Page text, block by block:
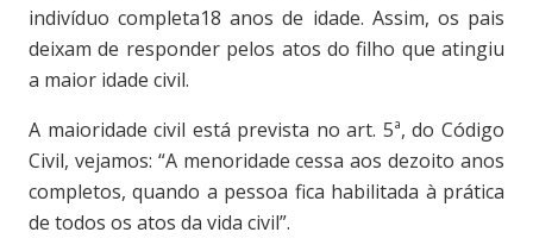
indivíduo completa18 anos de idade. Assim, os pais
deixam de responder pelos atos do filho que atingiu
a maior idade civil.
A maioridade civil está prevista no art. 5ª, do Código
Civil, vejamos: “A menoridade cessa aos dezoito anos
completos, quando a pessoa fica habilitada à prática
de todos os atos da vida civil”.